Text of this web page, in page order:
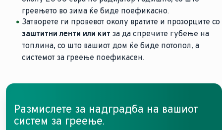
греењето во зима ќе биде поефикасно.
Затворете ги провевот околу вратите и прозорците со
заштитни ленти или кит за да спречите губење на
топлина, со што вашиот дом ќе биде потопол, а
системот за греење поефикасен.
Размислете за надградба на вашиот
систем за греење.